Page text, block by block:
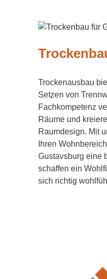
Trockenausbau
Setzen von
Fachkompetenz
Räume und
Raumdesign. Mit
Ihren
Gustavsburg eine
schaffen ein
sich richtig